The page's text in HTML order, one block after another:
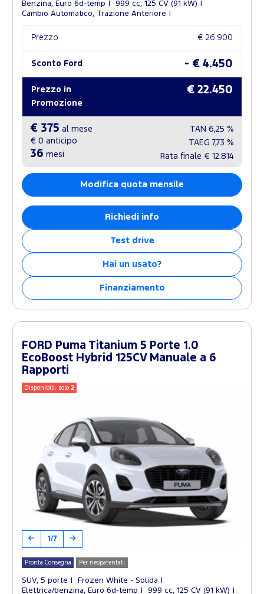
Benzina, Euro 6d-temp
999 cc, 125 CV (91 kW)
Cambio Automatico, Trazione Anteriore
Prezzo € 26.900
Sconto Ford - € 4.450
Prezzo in
Promozione
€ 22.450
€ 375 al mese
€ 0 anticipo
36 mesi
TAN 6,25 %
TAEG 7,73 %
Rata finale € 12.814
Modifica quota mensile
Richiedi info
Test drive
Hai un usato?
Finanziamento
FORD Puma Titanium 5 Porte 1.0
EcoBoost Hybrid 125CV Manuale a 6
Rapporti
Disponibili: solo2
1/7
Pronta Consegna Per neopatentati
SUV, 5 porte
Frozen White - Solida
Elettrica/benzina, Euro 6d-temp
999 cc, 125 CV (91 kW)